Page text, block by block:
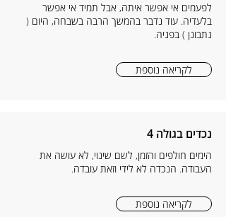
לפעמים אי אפשר איתה, אבל תמיד אי אפשר
בלעדיה. עוד נדבר בהמשך הרבה בשבחה, היום (
נתבונן ) בפניה.
לקריאה נוספת
נכדים בגולה 4
הימים חולפים והזמן, לשם שינוי, לא עושה את
העבודה. הנכדה לא לידי וזאת עובדה.
לקריאה נוספת